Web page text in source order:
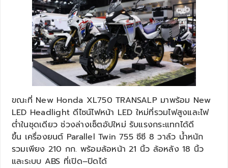
ขณะที่ New Honda XL750 TRANSALP มาพร้อม New
LED Headlight ดีไซน์ไฟหน้า LED ใหม่ที่รวมไฟสูงและไฟ
ต่ำในชุดเดียว ช่วงล่างเซ็ตอัปใหม่ รับแรงกระแทกได้ดี
ขึ้น เครื่องยนต์ Parallel Twin 755 ซีซี 8 วาล์ว น้ำหนัก
รวมเพียง 210 กก. พร้อมล้อหน้า 21 นิ้ว ล้อหลัง 18 นิ้ว
และระบบ ABS ที่เปิด–ปิดได้